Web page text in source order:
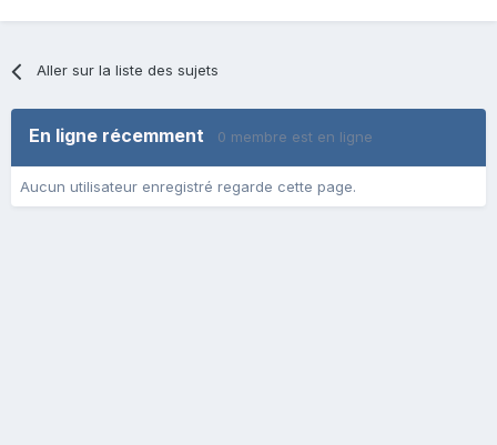
Aller sur la liste des sujets
En ligne récemment 0 membre est en ligne
Aucun utilisateur enregistré regarde cette page.